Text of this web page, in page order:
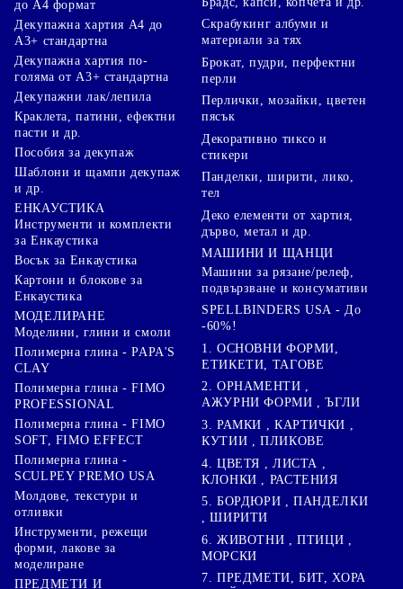
до А4 формат
Декупажна хартия А4 до
А3+ стандартна
Декупажна хартия по-
голяма от А3+ стандартна
Декупажни лак/лепила
Краклета, патини, ефектни
пасти и др.
Пособия за декупаж
Шаблони и щампи декупаж
и др.
ЕНКАУСТИКА
Инструменти и комплекти
за Енкаустика
Восък за Енкаустика
Картони и блокове за
Енкаустика
МОДЕЛИРАНЕ
Моделини, глини и смоли
Полимерна глина - PAPA'S
CLAY
Полимерна глина - FIMO
PROFESSIONAL
Полимерна глина - FIMO
SOFT, FIMO EFFECT
Полимерна глина -
SCULPEY PREMO USA
Молдове, текстури и
отливки
Инструменти, режещи
форми, лакове за
моделиране
ПРЕДМЕТИ И
Скрабукинг албуми и
материали за тях
Брокат, пудри, перфектни
перли
Перлички, мозайки, цветен
пясък
Декоративно тиксо и
стикери
Панделки, ширити, лико,
тел
Деко елементи от хартия,
дърво, метал и др.
МАШИНИ И ЩАНЦИ
Машини за рязане/релеф,
подвързване и консумативи
SPELLBINDERS USA - До
-60%!
1. ОСНОВНИ ФОРМИ,
ЕТИКЕТИ, ТАГОВЕ
2. ОРНАМЕНТИ ,
АЖУРНИ ФОРМИ , ЪГЛИ
3. РАМКИ , КАРТИЧКИ ,
КУТИИ , ПЛИКОВЕ
4. ЦВЕТЯ , ЛИСТА ,
КЛОНКИ , РАСТЕНИЯ
5. БОРДЮРИ , ПАНДЕЛКИ
, ШИРИТИ
6. ЖИВОТНИ , ПТИЦИ ,
МОРСКИ
7. ПРЕДМЕТИ, БИТ, ХОРА